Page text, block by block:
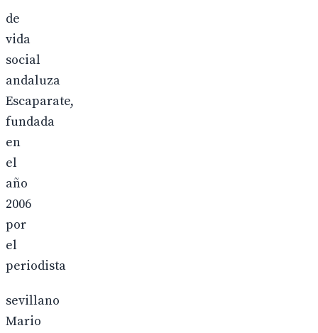
de
vida
social
andaluza
Escaparate,
fundada
en
el
año
2006
por
el
periodista
sevillano
Mario